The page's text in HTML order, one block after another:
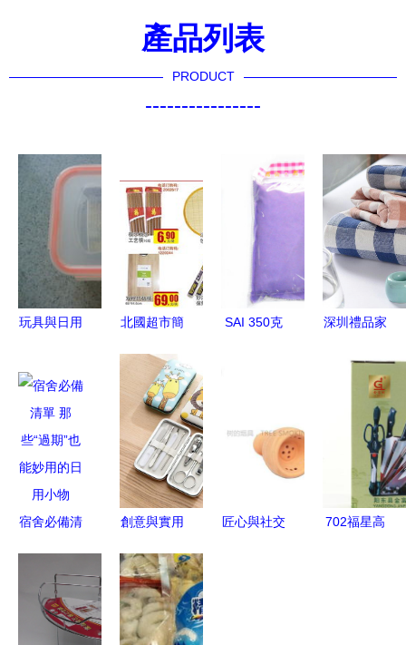
產品列表
PRODUCT
----------------
玩具與日用
樂趣 YY的
日常分享
北國超市簡
雜品，扮靚
生活的點滴
藝術
SAI 350克
包廠家直銷
批發
深圳禮品家
幕 日用雜
品亮點紛
呈，引領生
活美學新風
宿舍必備清
期”也能妙
用的日用小
物
創意與實用
日用雜品點
亮生活美學
匠心與社交
702福星高